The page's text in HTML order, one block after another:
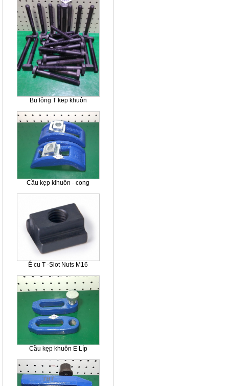
Bu lông T kep khuôn
Cầu kẹp klhuôn - cong
Ê cu T -Slot Nuts M16
Cầu kẹp khuôn E Líp